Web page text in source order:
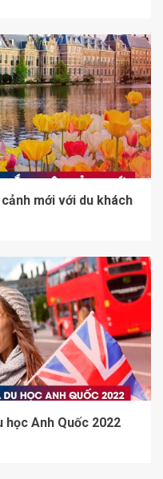
mới với du khách
học Anh Quốc 2022